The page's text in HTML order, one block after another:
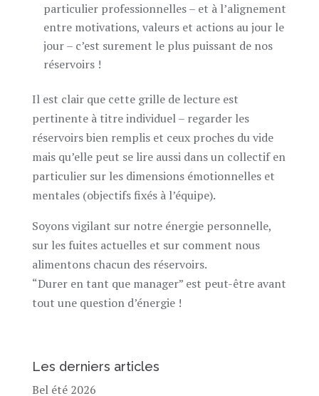
particulier professionnelles – et à l’alignement
entre motivations, valeurs et actions au jour le
jour – c’est surement le plus puissant de nos
réservoirs !
Il est clair que cette grille de lecture est
pertinente à titre individuel – regarder les
réservoirs bien remplis et ceux proches du vide
mais qu’elle peut se lire aussi dans un collectif en
particulier sur les dimensions émotionnelles et
mentales (objectifs fixés à l’équipe).
Soyons vigilant sur notre énergie personnelle,
sur les fuites actuelles et sur comment nous
alimentons chacun des réservoirs.
“Durer en tant que manager” est peut-être avant
tout une question d’énergie !
Les derniers articles
Bel été 2026